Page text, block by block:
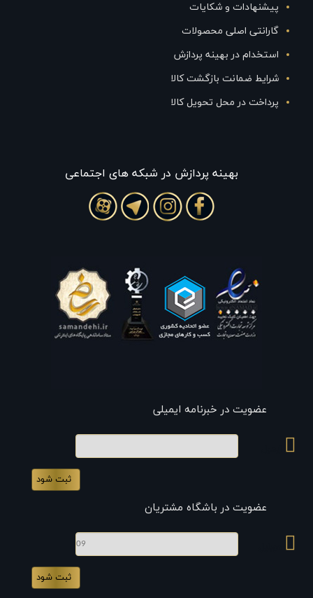
پیشنهادات و شکایات
گارانتی اصلی محصولات
استخدام در بهینه پردازش
شرایط ضمانت بازگشت کالا
پرداخت در محل تحویل کالا
بهينه پردازش در شبکه های اجتماعی
عضویت در خبرنامه ایمیلی
عضویت در باشگاه مشتریان